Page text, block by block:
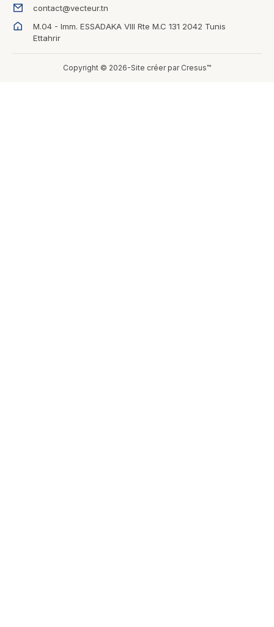
contact@vecteur.tn
M.04 - Imm. ESSADAKA VIII Rte M.C 131 2042 Tunis
Ettahrir
Copyright © 2026-Site créer par Cresus™